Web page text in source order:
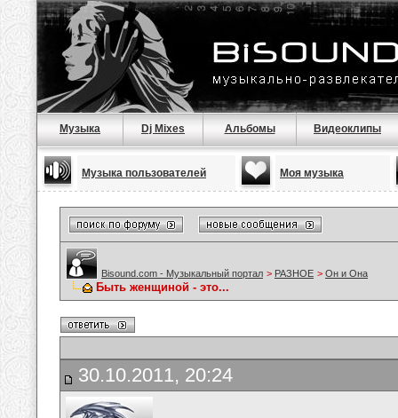
Музыка Dj Mixes Альбомы Видеоклипы
Музыка пользователей Моя музыка
Bisound.com - Музыкальный портал > РАЗНОЕ > Он и Она
Быть женщиной - это...
30.10.2011, 20:24